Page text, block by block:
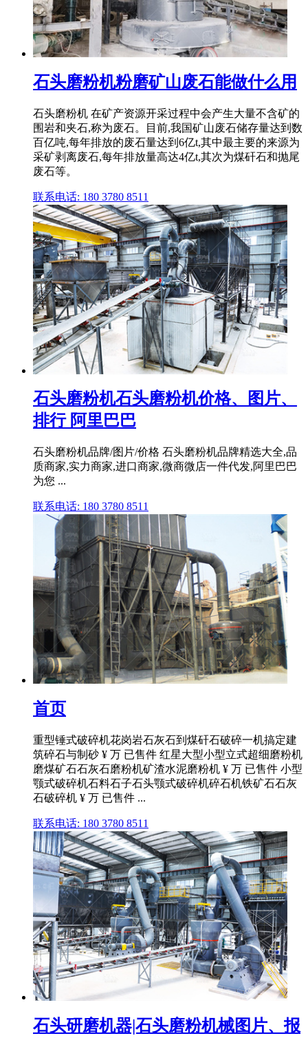
石头磨粉机粉磨矿山废石能做什么用
石头磨粉机 在矿产资源开采过程中会产生大量不含矿的
围岩和夹石,称为废石。目前,我国矿山废石储存量达到数
百亿吨,每年排放的废石量达到6亿t,其中最主要的来源为
采矿剥离废石,每年排放量高达4亿t,其次为煤矸石和抛尾
废石等。
联系电话: 180 3780 8511
石头磨粉机石头磨粉机价格、图片、
排行 阿里巴巴
石头磨粉机品牌/图片/价格 石头磨粉机品牌精选大全,品
质商家,实力商家,进口商家,微商微店一件代发,阿里巴巴
为您 ...
联系电话: 180 3780 8511
首页
重型锤式破碎机花岗岩石灰石到煤矸石破碎一机搞定建
筑碎石与制砂 ¥ 万 已售件 红星大型小型立式超细磨粉机
磨煤矿石石灰石磨粉机矿渣水泥磨粉机 ¥ 万 已售件 小型
颚式破碎机石料石子石头颚式破碎机碎石机铁矿石石灰
石破碎机 ¥ 万 已售件 ...
联系电话: 180 3780 8511
石头研磨机器|石头磨粉机械图片、报